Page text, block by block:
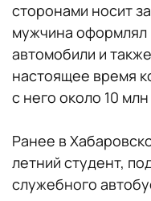
сторонами носит
мужчина оформлял
автомобили и
настоящее время
с него около 10
Ранее в
летний студент,
служебного